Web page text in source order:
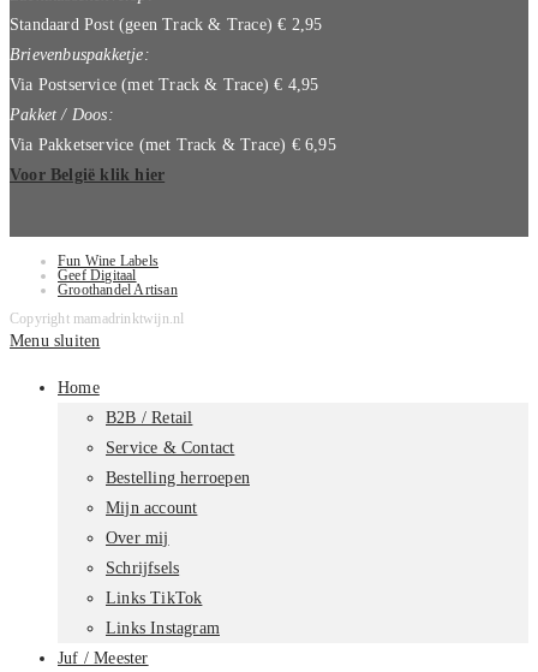
Standaard Post (geen Track & Trace) € 2,95
Brievenbuspakketje:
Via Postservice (met Track & Trace) € 4,95
Pakket / Doos:
Via Pakketservice (met Track & Trace) € 6,95
Voor België klik hier
Fun Wine Labels
Geef Digitaal
Groothandel Artisan
Copyright mamadrinktwijn.nl
Menu sluiten
Home
B2B / Retail
Service & Contact
Bestelling herroepen
Mijn account
Over mij
Schrijfsels
Links TikTok
Links Instagram
Juf / Meester